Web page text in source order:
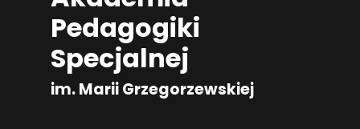
Pedagogiki
Specjalnej
im. Marii Grzegorzewskiej